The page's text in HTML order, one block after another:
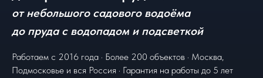
от небольшого садового водоёма
до пруда с водопадом и подсветкой
Работаем с 2016 года · Более 200 объектов · Москва,
Подмосковье и вся Россия · Гарантия на работы до 5 лет